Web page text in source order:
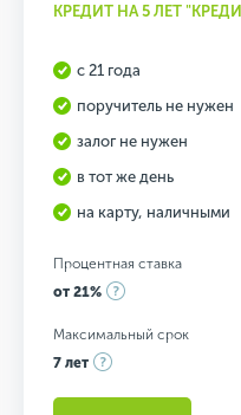
КРЕДИТ НА 5 ЛЕТ
с 21 года
поручитель не нужен
залог не нужен
в тот же день
на карту, наличными
Процентная ставка
от 21%
Максимальный срок
7 лет